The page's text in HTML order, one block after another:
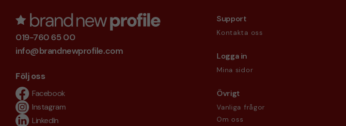
019-760 65 00
info@brandnewprofile.com
Följ oss
Facebook
Instagram
LinkedIn
Support
Kontakta oss
Logga in
Mina sidor
Övrigt
Vanliga frågor
Om oss